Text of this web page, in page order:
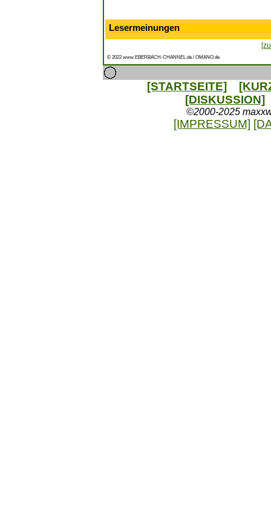
Lesermeinungen
© 2022 www.EBERBACH-CHANNEL.de / OMANO.de
[STARTSEITE]
[DISKUSSION]
©2000-2025
[IMPRESSUM]